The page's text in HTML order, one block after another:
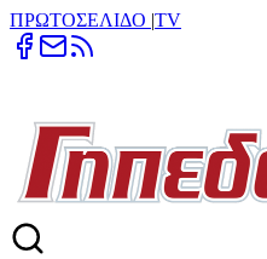
ΠΡΩΤΟΣΕΛΙΔΟ |TV